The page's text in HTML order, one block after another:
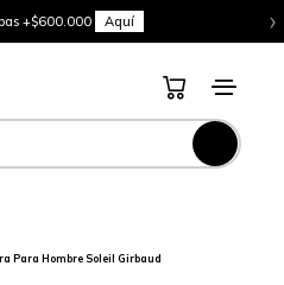
+$600.000 Aquí ›
Para Hombre Soleil Girbaud